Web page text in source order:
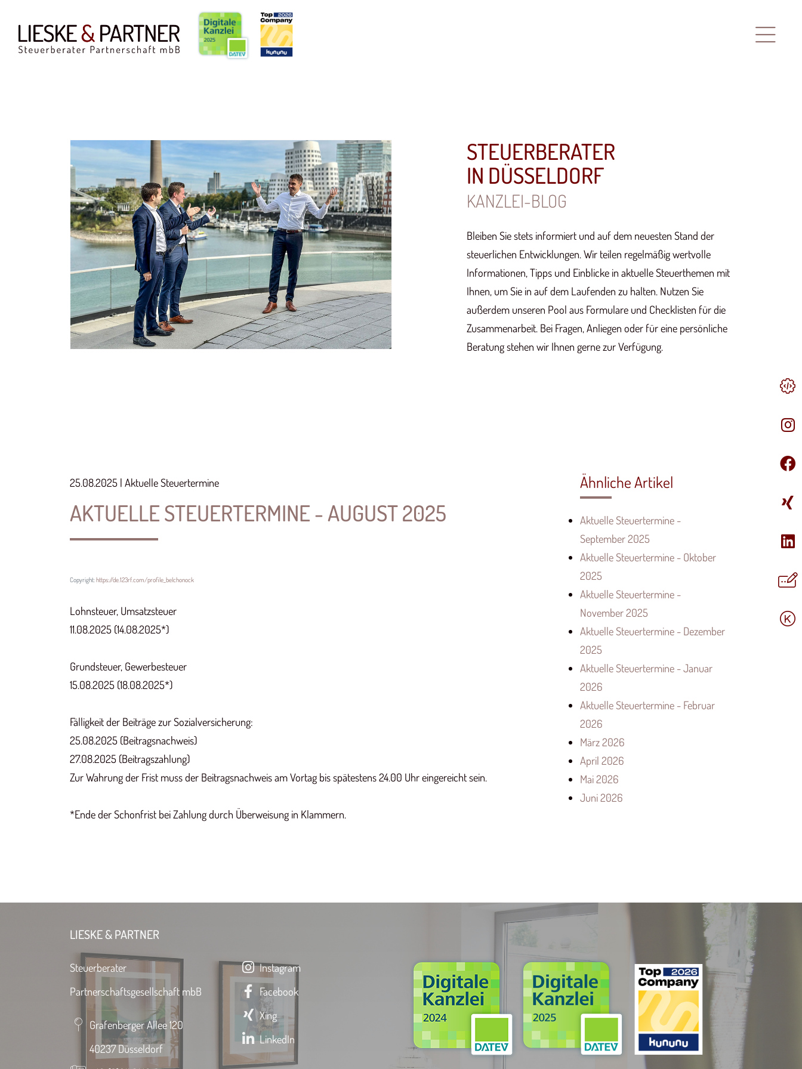
STEUERBERATER
IN DÜSSELDORF
KANZLEI-BLOG
Bleiben Sie stets informiert und auf dem neuesten Stand der
steuerlichen Entwicklungen. Wir teilen regelmäßig wertvolle
Informationen, Tipps und Einblicke in aktuelle Steuerthemen mit
Ihnen, um Sie in auf dem Laufenden zu halten. Nutzen Sie
außerdem unseren Pool aus Formulare und Checklisten für die
Zusammenarbeit. Bei Fragen, Anliegen oder für eine persönliche
Beratung stehen wir Ihnen gerne zur Verfügung.
25.08.2025 | Aktuelle Steuertermine
AKTUELLE STEUERTERMINE - AUGUST 2025
Copyright:https://de.123rf.com/profile_belchonock
Lohnsteuer, Umsatzsteuer
11.08.2025 (14.08.2025*)
Grundsteuer, Gewerbesteuer
15.08.2025 (18.08.2025*)
Fälligkeit der Beiträge zur Sozialversicherung:
25.08.2025 (Beitragsnachweis)
27.08.2025 (Beitragszahlung)
Zur Wahrung der Frist muss der Beitragsnachweis am Vortag bis spätestens 24.00 Uhr eingereicht sein.
*Ende der Schonfrist bei Zahlung durch Überweisung in Klammern.
Ähnliche Artikel
Aktuelle Steuertermine -
September 2025
Aktuelle Steuertermine - Oktober
2025
Aktuelle Steuertermine -
November 2025
Aktuelle Steuertermine - Dezember
2025
Aktuelle Steuertermine - Januar
2026
Aktuelle Steuertermine - Februar
2026
März 2026
April 2026
Mai 2026
Juni 2026
LIESKE & PARTNER
Steuerberater
Partnerschaftsgesellschaft mbB
Grafenberger Allee 120
40237 Düsseldorf
Instagram
Facebook
Xing
LinkedIn